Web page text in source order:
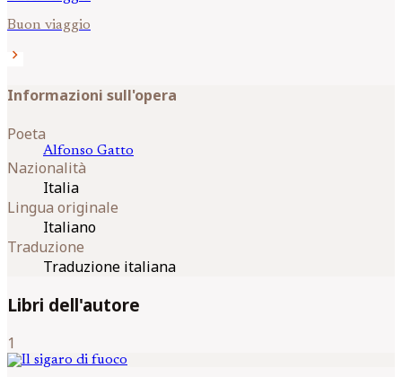
Buon viaggio
chevron_right
Informazioni sull'opera
Poeta
Alfonso Gatto
Nazionalità
Italia
Lingua originale
Italiano
Traduzione
Traduzione italiana
Libri dell'autore
1